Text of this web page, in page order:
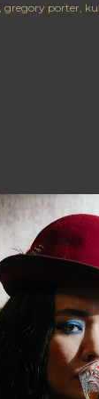
gregory porter